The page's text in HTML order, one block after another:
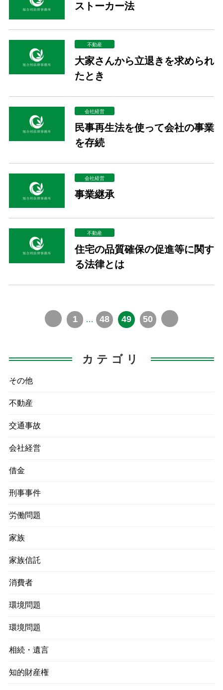
ストーカー法
不動産
大家さんから立退きを求められ
たとき
会社経営
民事再生法を使って会社の事業
を存続
会社経営
事業継承
不動産
住宅の品質確保の促進等に関す
る法律とは
1 … 48 49 50
カテゴリ
その他
不動産
交通事故
会社経営
借金
刑事事件
労働問題
家族
家族信託
消費者
環境問題
環境問題
相続・遺言
知的財産権